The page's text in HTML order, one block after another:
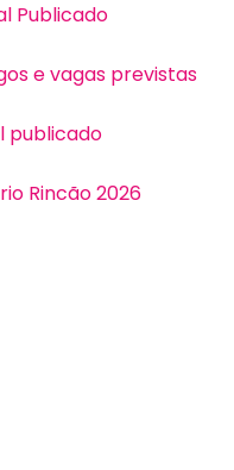
Publicado
e vagas previstas
publicado
Rincão 2026